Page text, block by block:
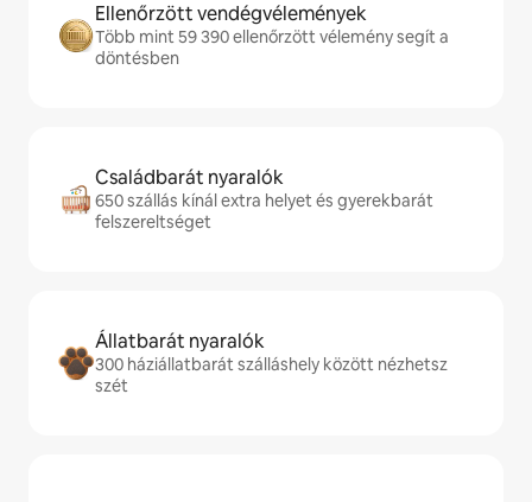
Ellenőrzött vendégvélemények
Több mint 59 390 ellenőrzött vélemény segít a
döntésben
Családbarát nyaralók
650 szállás kínál extra helyet és gyerekbarát
felszereltséget
Állatbarát nyaralók
300 háziállatbarát szálláshely között nézhetsz
szét